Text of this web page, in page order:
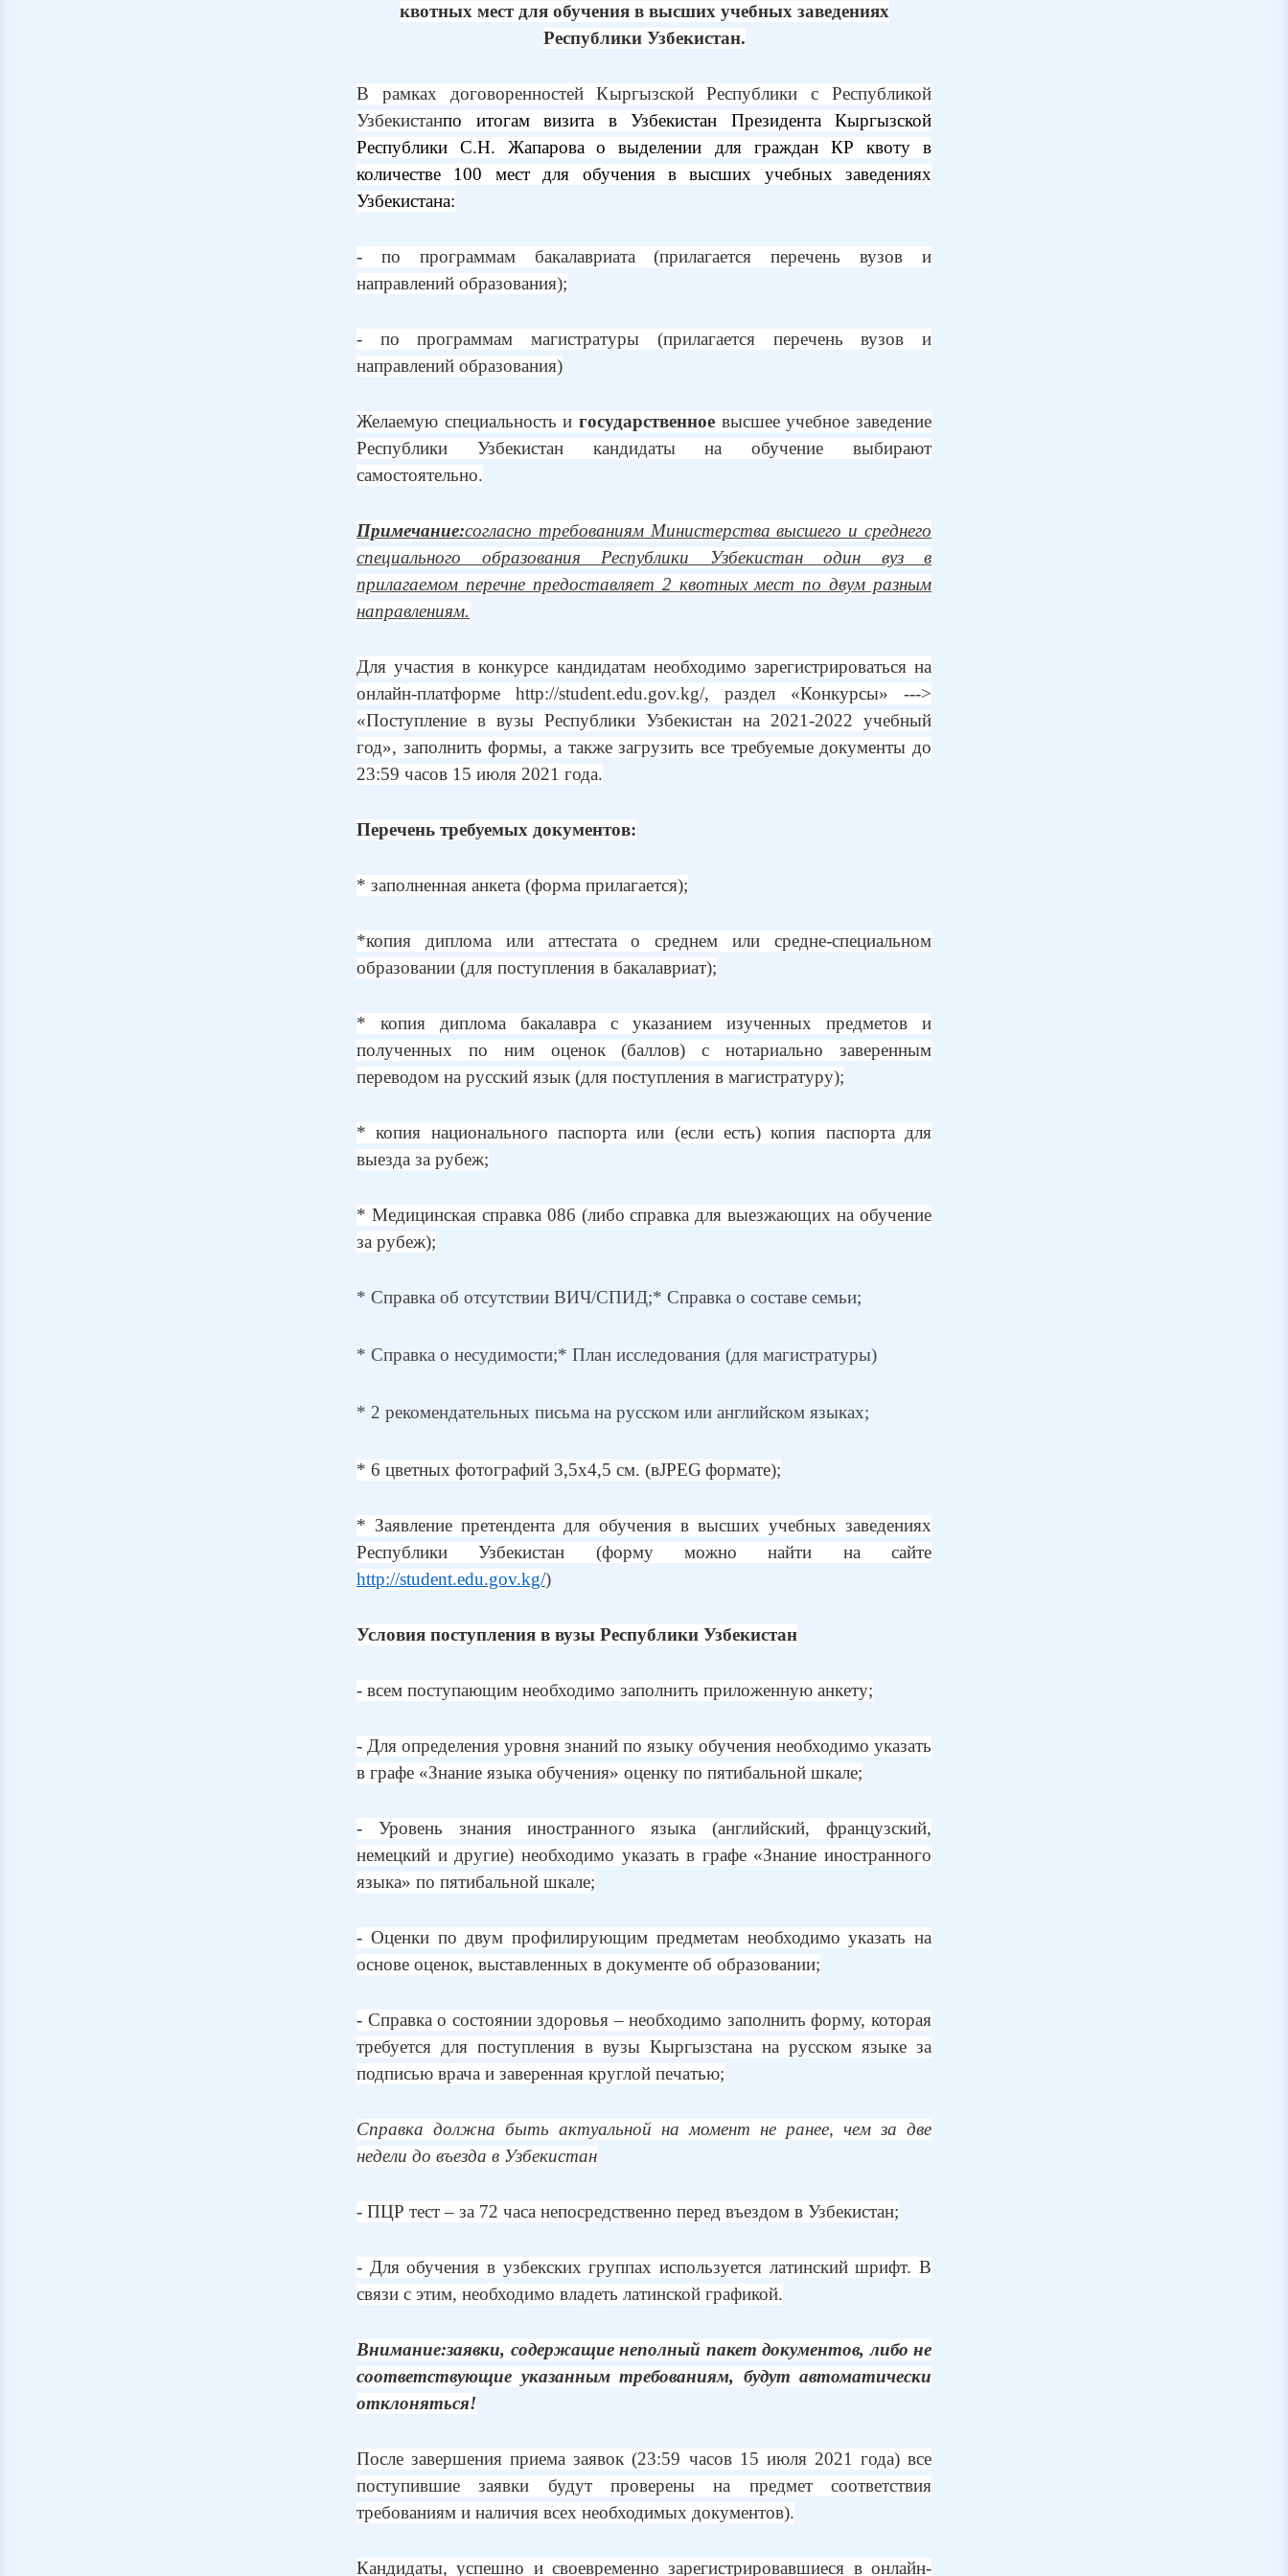
квотных мест для обучения в высших учебных заведениях
Республики Узбекистан.
В рамках договоренностей Кыргызской Республики с Республикой
Узбекистанпо итогам визита в Узбекистан Президента Кыргызской
Республики С.Н. Жапарова о выделении для граждан КР квоту в
количестве 100 мест для обучения в высших учебных заведениях
Узбекистана:
- по программам бакалавриата (прилагается перечень вузов и
направлений образования);
- по программам магистратуры (прилагается перечень вузов и
направлений образования)
Желаемую специальность и государственное высшее учебное заведение
Республики Узбекистан кандидаты на обучение выбирают
самостоятельно.
Примечание:согласно требованиям Министерства высшего и среднего
специального образования Республики Узбекистан один вуз в
прилагаемом перечне предоставляет 2 квотных мест по двум разным
направлениям.
Для участия в конкурсе кандидатам необходимо зарегистрироваться на
онлайн-платформе http://student.edu.gov.kg/, раздел «Конкурсы» --->
«Поступление в вузы Республики Узбекистан на 2021-2022 учебный
год», заполнить формы, а также загрузить все требуемые документы до
23:59 часов 15 июля 2021 года.
Перечень требуемых документов:
* заполненная анкета (форма прилагается);
*копия диплома или аттестата о среднем или средне-специальном
образовании (для поступления в бакалавриат);
* копия диплома бакалавра с указанием изученных предметов и
полученных по ним оценок (баллов) с нотариально заверенным
переводом на русский язык (для поступления в магистратуру);
* копия национального паспорта или (если есть) копия паспорта для
выезда за рубеж;
* Медицинская справка 086 (либо справка для выезжающих на обучение
за рубеж);
* Справка об отсутствии ВИЧ/СПИД;* Справка о составе семьи;
* Справка о несудимости;* План исследования (для магистратуры)
* 2 рекомендательных письма на русском или английском языках;
* 6 цветных фотографий 3,5х4,5 см. (вJPEG формате);
* Заявление претендента для обучения в высших учебных заведениях
Республики Узбекистан (форму можно найти на сайте
http://student.edu.gov.kg/)
Условия поступления в вузы Республики Узбекистан
- всем поступающим необходимо заполнить приложенную анкету;
- Для определения уровня знаний по языку обучения необходимо указать
в графе «Знание языка обучения» оценку по пятибальной шкале;
- Уровень знания иностранного языка (английский, французский,
немецкий и другие) необходимо указать в графе «Знание иностранного
языка» по пятибальной шкале;
- Оценки по двум профилирующим предметам необходимо указать на
основе оценок, выставленных в документе об образовании;
- Справка о состоянии здоровья – необходимо заполнить форму, которая
требуется для поступления в вузы Кыргызстана на русском языке за
подписью врача и заверенная круглой печатью;
Справка должна быть актуальной на момент не ранее, чем за две
недели до въезда в Узбекистан
- ПЦР тест – за 72 часа непосредственно перед въездом в Узбекистан;
- Для обучения в узбекских группах используется латинский шрифт. В
связи с этим, необходимо владеть латинской графикой.
Внимание:заявки, содержащие неполный пакет документов, либо не
соответствующие указанным требованиям, будут автоматически
отклоняться!
После завершения приема заявок (23:59 часов 15 июля 2021 года) все
поступившие заявки будут проверены на предмет соответствия
требованиям и наличия всех необходимых документов).
Кандидаты, успешно и своевременно зарегистрировавшиеся в онлайн-